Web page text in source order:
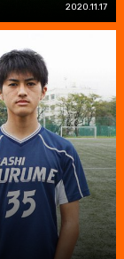
2020.11.17